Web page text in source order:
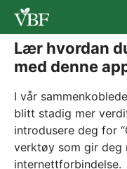
Skip
content
Lær hvordan
med denne
I vår
blitt stadig mer
introdusere deg for
verktøy som gir deg
internettforbindelse.